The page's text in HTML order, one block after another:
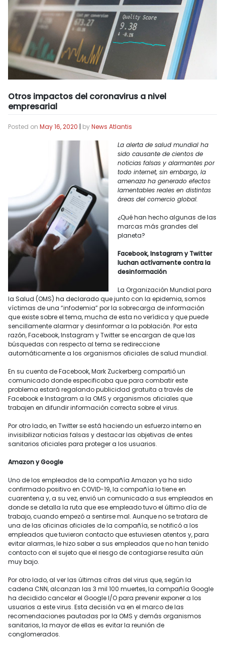
Otros impactos del coronavirus a nivel
empresarial
Posted on May 16, 2020 | byNews Atlantis
La alerta de salud mundial ha
sido causante de cientos de
noticias falsas y alarmantes por
todo internet, sin embargo, la
amenaza ha generado efectos
lamentables reales en distintas
áreas del comercio global.
¿Qué han hecho algunas de las
marcas más grandes del
planeta?
Facebook, Instagram y Twitter
luchan actívamente contra la
desinformación
La Organización Mundial para
la Salud (OMS) ha declarado que junto con la epidemia, somos
víctimas de una “infodemia” por la sobrecarga de información
que existe sobre el tema, mucha de esta no verídica y que puede
sencillamente alarmar y desinformar a la población. Por esta
razón, Facebook, Instagram y Twitter se encargan de que las
búsquedas con respecto al tema se redireccione
automáticamente a los organismos oficiales de salud mundial.
En su cuenta de Facebook, Mark Zuckerberg compartió un
comunicado donde especificaba que para combatir este
problema estará regalando publicidad gratuita a través de
Facebook e Instagram a la OMS y organismos oficiales que
trabajen en difundir información correcta sobre el virus.
Por otro lado, en Twitter se está haciendo un esfuerzo interno en
invisibilizar noticias falsas y destacar las objetivas de entes
sanitarios oficiales para proteger a los usuarios.
Amazon y Google
Uno de los empleados de la compañía Amazon ya ha sido
confirmado positivo en COVID-19, la compañía lo tiene en
cuarentena y, a su vez, envió un comunicado a sus empleados en
donde se detalla la ruta que ese empleado tuvo el último día de
trabajo, cuando empezó a sentirse mal. Aunque no se tratara de
una de las oficinas oficiales de la compañía, se notificó a los
empleados que tuvieron contacto que estuviesen atentos y, para
evitar alarmas, le hizo saber a sus empleados que no han tenido
contacto con el sujeto que el riesgo de contagiarse resulta aún
muy bajo.
Por otro lado, al ver las últimas cifras del virus que, según la
cadena CNN, alcanzan las 3 mil 100 muertes, la compañía Google
ha decidido cancelar el Google I/O para prevenir exponer a los
usuarios a este virus. Esta decisión va en el marco de las
recomendaciones pautadas por la OMS y demás organismos
sanitarios, la mayor de ellas es evitar la reunión de
conglomerados.